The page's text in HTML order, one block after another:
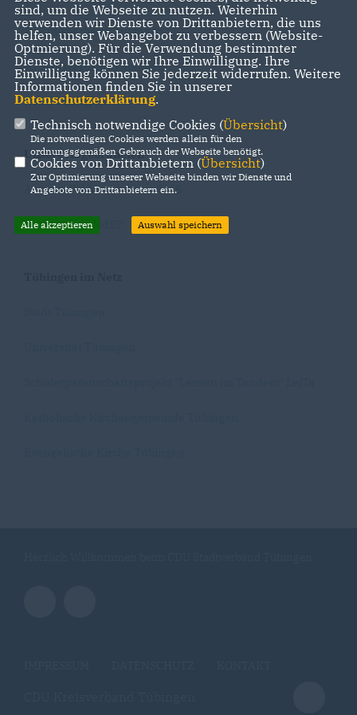
JU Kreisverband Tübingen
JU Stadtverband Tübingen
RCDS Tübingen
Unsere Abgeordneten
Annette Widmann-Mauz MdB
Norbert Lins MdEP
sind, um die Webseite zu nutzen. Weiterhin
verwenden wir Dienste von Drittanbietern, die uns
helfen, unser Webangebot zu verbessern (Website-
Optmierung). Für die Verwendung bestimmter
Dienste, benötigen wir Ihre Einwilligung. Ihre
Einwilligung können Sie jederzeit widerrufen. Weitere
Informationen finden Sie in unserer
Datenschutzerklärung.
Technisch notwendige Cookies (Übersicht)
Die notwendigen Cookies werden allein für den
ordnungsgemäßen Gebrauch der Webseite benötigt.
Cookies von Drittanbietern (Übersicht)
Zur Optimierung unserer Webseite binden wir Dienste und
Angebote von Drittanbietern ein.
Alle akzeptieren Auswahl speichern